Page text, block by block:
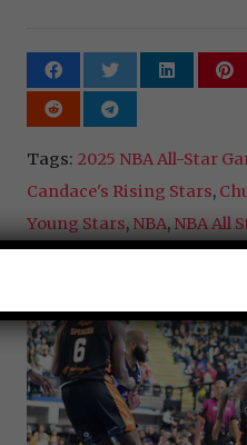
Tags: 2025 NBA All-Star
Candace's Rising Stars,
Young Stars, NBA, NBA All